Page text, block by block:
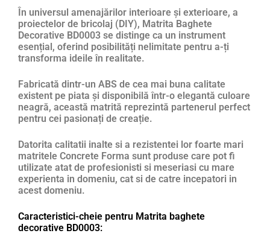
În universul amenajărilor interioare și exterioare, a
proiectelor de bricolaj (DIY), Matrita Baghete
Decorative BD0003 se distinge ca un instrument
esențial, oferind posibilități nelimitate pentru a-ți
transforma ideile în realitate.
Fabricată dintr-un ABS de cea mai buna calitate
existent pe piata și disponibilă într-o elegantă culoare
neagră, această matrită reprezintă partenerul perfect
pentru cei pasionați de creație.
Datorita calitatii inalte si a rezistentei lor foarte mari
matritele Concrete Forma sunt produse care pot fi
utilizate atat de profesionisti si meseriasi cu mare
experienta in domeniu, cat si de catre incepatori in
acest domeniu.
Caracteristici-cheie pentru Matrita baghete
decorative BD0003: